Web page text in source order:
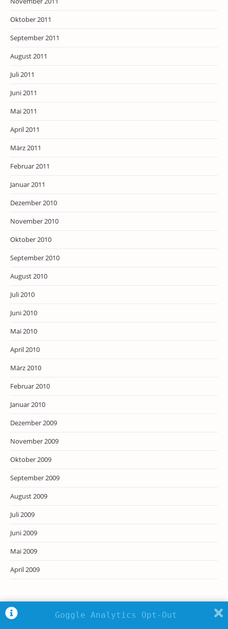
Oktober 2011
September 2011
August 2011
Juli 2011
Juni 2011
Mai 2011
April 2011
März 2011
Februar 2011
Januar 2011
Dezember 2010
November 2010
Oktober 2010
September 2010
August 2010
Juli 2010
Juni 2010
Mai 2010
April 2010
März 2010
Februar 2010
Januar 2010
Dezember 2009
November 2009
Oktober 2009
September 2009
August 2009
Juli 2009
Juni 2009
Mai 2009
April 2009
Goggle Analytics Opt-Out